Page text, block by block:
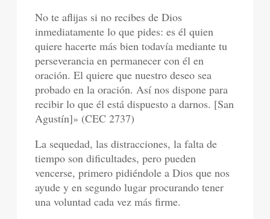
No te aflijas si no recibes de Dios
inmediatamente lo que pides: es él quien
quiere hacerte más bien todavía mediante tu
perseverancia en permanecer con él en
oración. El quiere que nuestro deseo sea
probado en la oración. Así nos dispone para
recibir lo que él está dispuesto a darnos. [San
Agustín]» (CEC 2737)
La sequedad, las distracciones, la falta de
tiempo son dificultades, pero pueden
vencerse, primero pidiéndole a Dios que nos
ayude y en segundo lugar procurando tener
una voluntad cada vez más firme.